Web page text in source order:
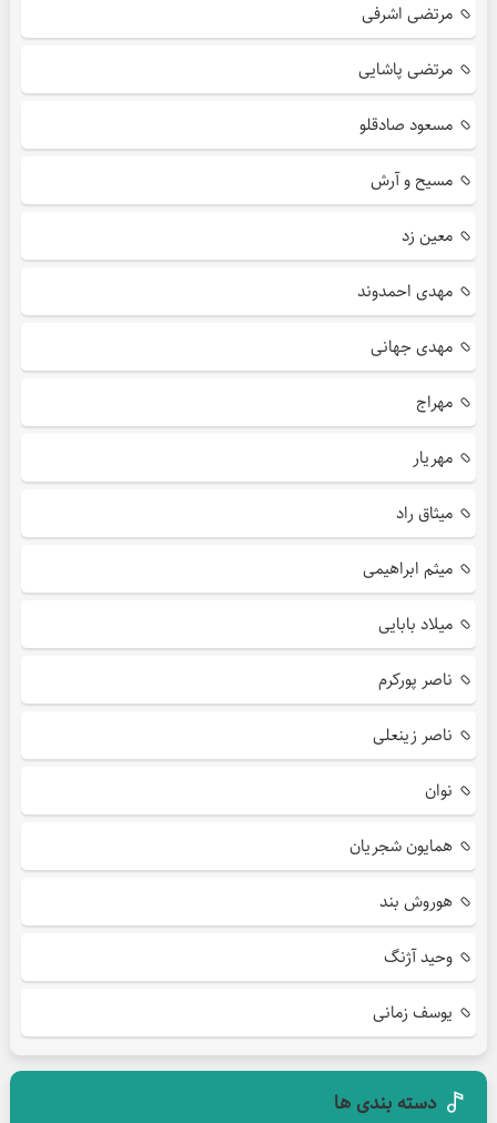
مرتضی اشرفی
مرتضی پاشایی
مسعود صادقلو
مسیح و آرش
معین زد
مهدی احمدوند
مهدی جهانی
مهراج
مهریار
میثاق راد
میثم ابراهیمی
میلاد بابایی
ناصر پورکرم
ناصر زینعلی
نوان
همایون شجریان
هوروش بند
وحید آژنگ
یوسف زمانی
دسته بندی ها